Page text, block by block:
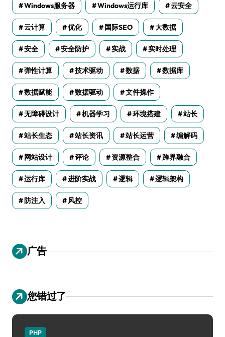
Windows服务器 Windows运行库 云安全
云计算 优化 国际SEO 大数据
安全 安全防护 实战 实时处理
弹性计算 技术驱动 数据 数据库
数据赋能 数据驱动 文件操作
无障碍设计 机器学习 环境搭建 站长
站长生态 站长资讯 站长运营 编解码
网站设计 评论 资源整合 跨界融合
运行库 进阶实战 逻辑 逻辑架构
防注入 风控
广告
您错过了
PHP